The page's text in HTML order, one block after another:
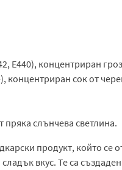
E440), концентриран
концентриран сок от
пряка слънчева светлина.
продукт, който се
вкус. Те са